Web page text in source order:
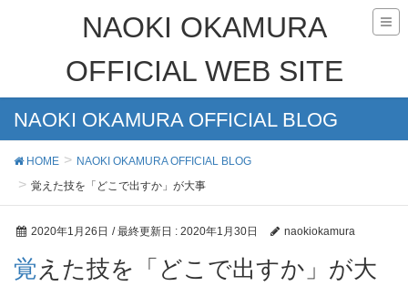
NAOKI OKAMURA
OFFICIAL WEB SITE
NAOKI OKAMURA OFFICIAL BLOG
HOME
NAOKI OKAMURA OFFICIAL BLOG
覚えた技を「どこで出すか」が大事
2020年1月26日 / 最終更新日 : 2020年1月30日 naokiokamura
覚えた技を「どこで出すか」が大